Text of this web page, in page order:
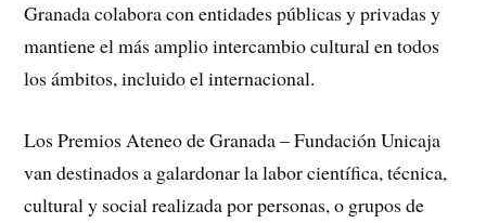
Granada colabora con entidades públicas y privadas y
mantiene el más amplio intercambio cultural en todos
los ámbitos, incluido el internacional.
Los Premios Ateneo de Granada – Fundación Unicaja
van destinados a galardonar la labor científica, técnica,
cultural y social realizada por personas, o grupos de